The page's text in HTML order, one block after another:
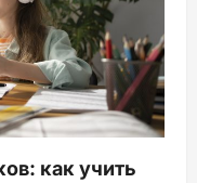
как учить